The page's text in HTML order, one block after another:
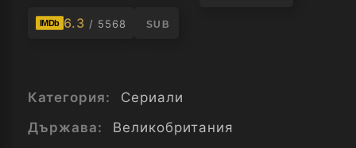
IMDb 6.3 / 5568 SUB
Категория:
Сериали
Държава:
Великобритания